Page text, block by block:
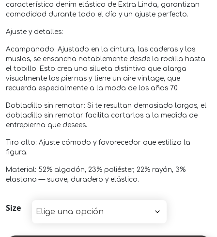
característico denim elástico de Extra Linda, garantizan
comodidad durante todo el día y un ajuste perfecto.
Ajuste y detalles:
Acampanado: Ajustado en la cintura, las caderas y los
muslos, se ensancha notablemente desde la rodilla hasta
el tobillo. Esto crea una silueta distintiva que alarga
visualmente las piernas y tiene un aire vintage, que
recuerda especialmente a la moda de los años 70.
Dobladillo sin rematar: Si te resultan demasiado largos, el
dobladillo sin rematar facilita cortarlos a la medida de
entrepierna que desees.
Tiro alto: Ajuste cómodo y favorecedor que estiliza la
figura.
Material: 52% algodón, 23% poliéster, 22% rayón, 3%
elastano — suave, duradero y elástico.
Size